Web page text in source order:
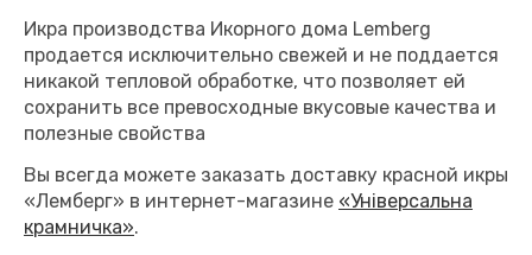
Икра производства Икорного дома Lemberg
продается исключительно свежей и не поддается
никакой тепловой обработке, что позволяет ей
сохранить все превосходные вкусовые качества и
полезные свойства
Вы всегда можете заказать доставку красной икры
«Лемберг» в интернет-магазине «Універсальна
крамничка».